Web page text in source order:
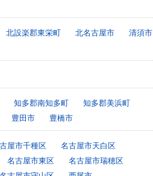
北設楽郡東栄町 北名古屋市 清須市
知多郡南知多町
知多郡美浜町
豊田市
豊橋市
屋市千種区
名古屋市天白区
名古屋市東区
名古屋市瑞穂区